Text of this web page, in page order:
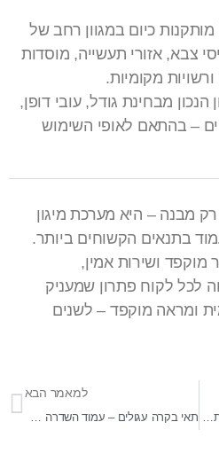
כיום במגוון רחב של
צבא, אזורי תעשייה, מוסדות
מקומיות.
מבחינת גודל, עובי דופן,
– בהתאם לאופי השימוש
מבנה – היא מערכת מיגון
בתנאים הקשוחים ביותר.
מוקפד ושירות אמין,
לכל לקוח פתרון שמעניק
ומראה מוקפד – לשנים
כיסויי קבורה מבטון – כבוד, עמידות והקפדה עד הפרט האחרון
למאמר הבא
תאי בקרה עגולים – עמוד השדרה של מערכות התשתית העירוניות